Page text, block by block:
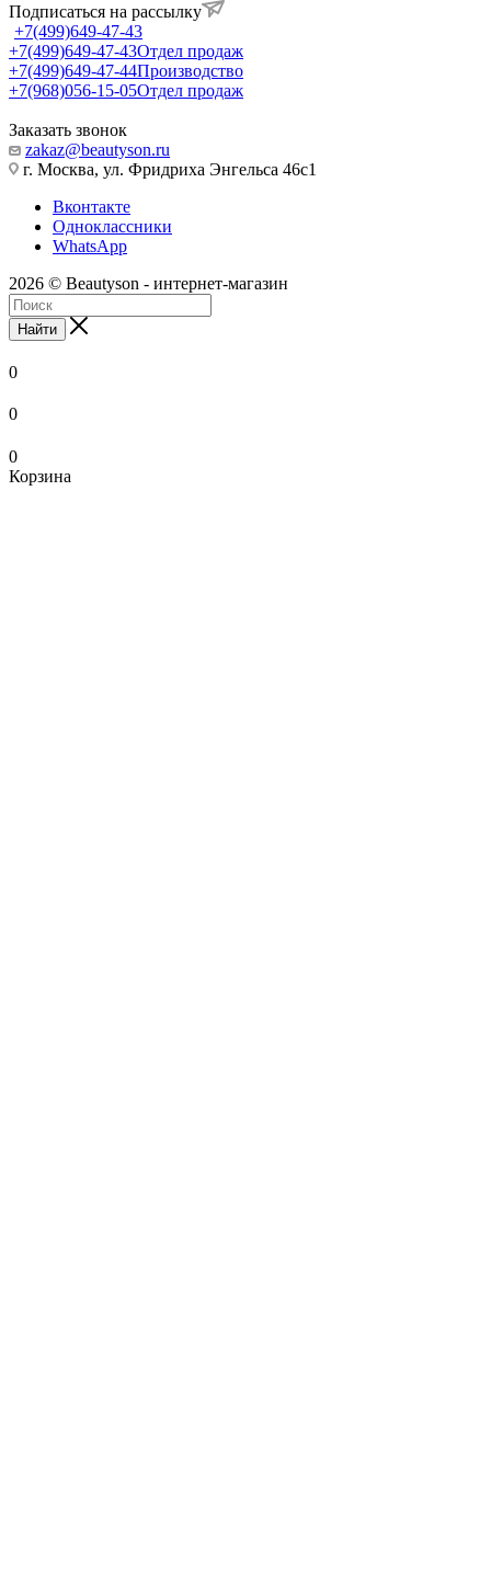
Подписаться на рассылку
+7(499)649-47-43
+7(499)649-47-43Отдел продаж
+7(499)649-47-44Производство
+7(968)056-15-05Отдел продаж
Заказать звонок
zakaz@beautyson.ru
г. Москва, ул. Фридриха Энгельса 46с1
Вконтакте
Одноклассники
WhatsApp
2026 © Beautyson - интернет-магазин
Найти
0
0
0
Корзина